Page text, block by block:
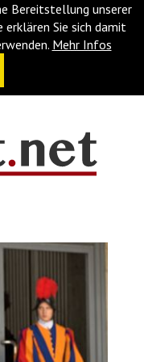
Bereitstellung unserer
Sie sich damit
Mehr Infos